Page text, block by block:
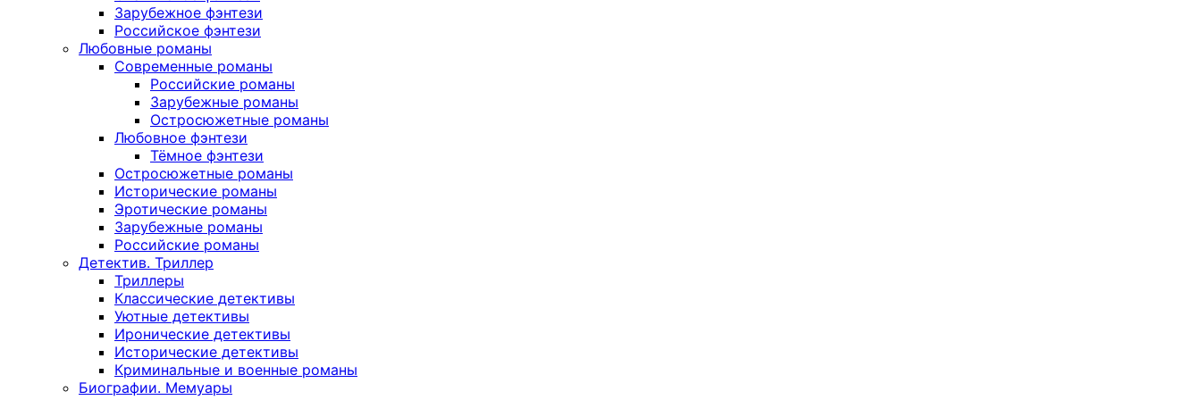
Зарубежное фэнтези
Российское фэнтези
Любовные романы
Современные романы
Российские романы
Зарубежные романы
Остросюжетные романы
Любовное фэнтези
Тёмное фэнтези
Остросюжетные романы
Исторические романы
Эротические романы
Зарубежные романы
Российские романы
Детектив. Триллер
Триллеры
Классические детективы
Уютные детективы
Иронические детективы
Исторические детективы
Криминальные и военные романы
Биографии. Мемуары